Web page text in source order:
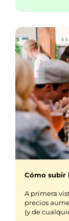
Cómo subir
A primera
precios
(y de